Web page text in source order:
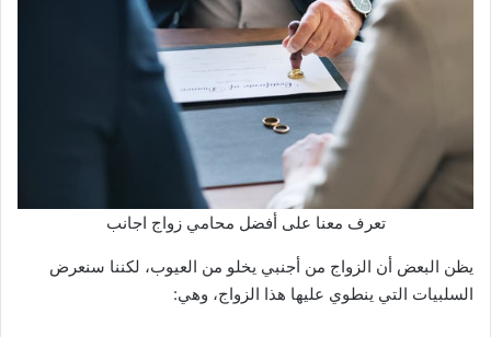
تعرف معنا على أفضل محامي زواج اجانب
يظن البعض أن الزواج من أجنبي يخلو من العيوب، لكننا سنعرض
السلبيات التي ينطوي عليها هذا الزواج، وهي: